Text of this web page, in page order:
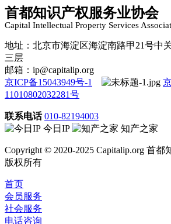
首都知识产权服务业协会
Capital Intellectual Property Services
地址：北京市海淀区海淀南路甲21号中
三层
邮箱：ip@capitalip.org
京ICP备15043949号-1
11010802032281号
联系电话 010-82194003
今日IP
知产之家
Copyright © 2020-2025 Capitalip.org 首
版权所有
首页
会员服务
社会服务
电话咨询